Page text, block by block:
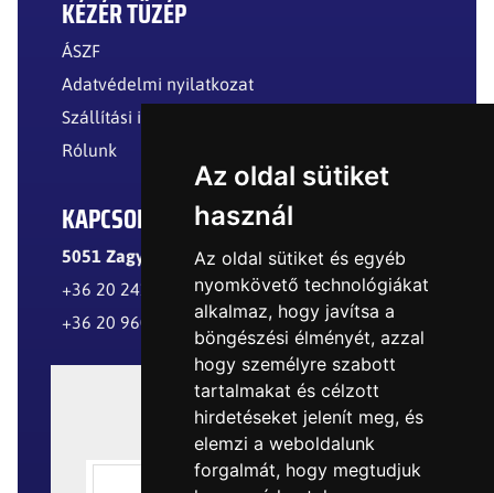
Az oldal sütiket
használ
Az oldal sütiket és egyéb
nyomkövető technológiákat
alkalmaz, hogy javítsa a
böngészési élményét, azzal
hogy személyre szabott
tartalmakat és célzott
hirdetéseket jelenít meg, és
elemzi a weboldalunk
forgalmát, hogy megtudjuk
KÉZÉR TÜZÉP
ÁSZF
Adatvédelmi nyilatkozat
Szállítási információk
Rólunk
KAPCSOLAT
5051 Zagyvarékas, Külterület
+36 20 241 8299
+36 20 960 8977